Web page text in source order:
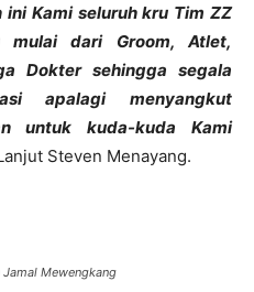
ini Kami seluruh kru Tim ZZ
mulai dari Groom, Atlet,
Dokter sehingga segala
apalagi menyangkut
untuk kuda-kuda Kami
Steven Menayang.
Jamal Mewengkang